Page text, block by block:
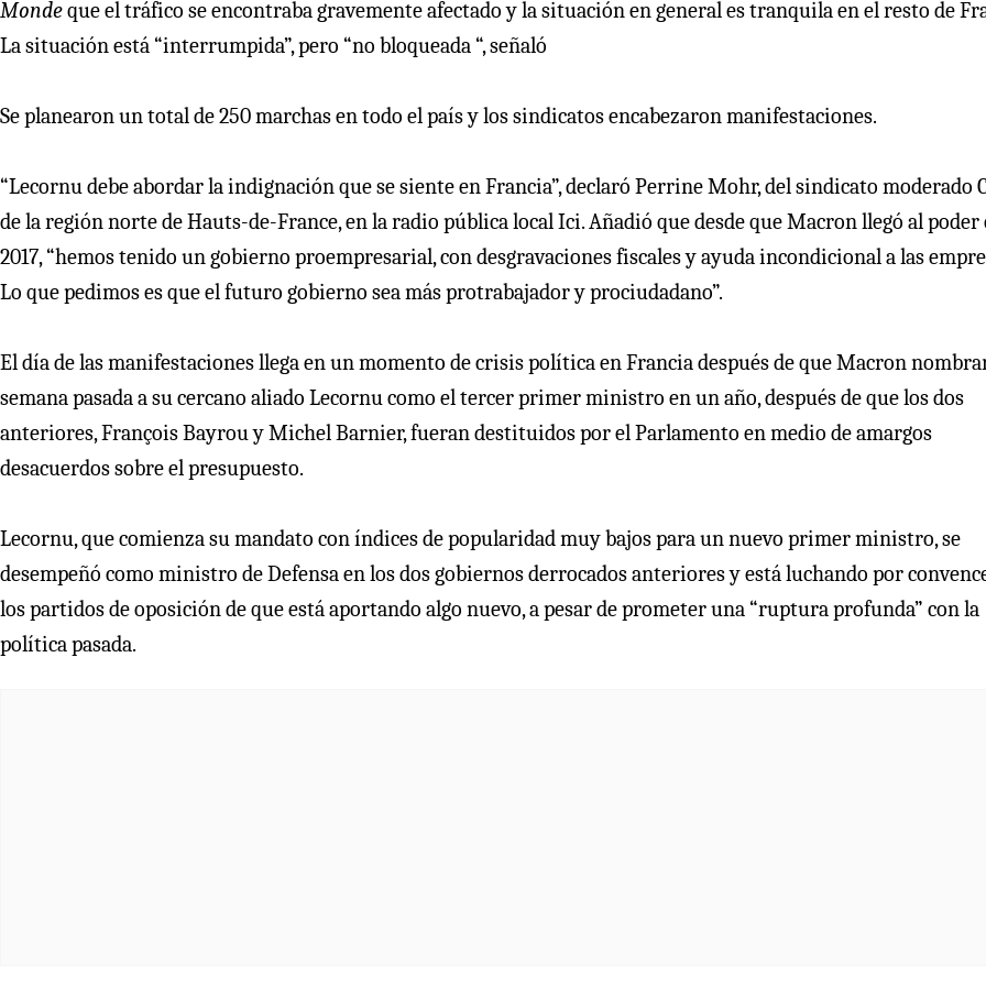
Mondeque el tráfico se encontraba gravemente afectado y la situación en general es tranquila en el resto de
La situación está “interrumpida”, pero “no bloqueada “, señaló
Se planearon un total de 250 marchas en todo el país y los sindicatos encabezaron manifestaciones.
“Lecornu debe abordar la indignación que se siente en Francia”, declaró Perrine Mohr, del sindicato moderado
de la región norte de Hauts-de-France, en la radio pública local Ici. Añadió que desde que Macron llegó al poder
2017, “hemos tenido un gobierno proempresarial, con desgravaciones fiscales y ayuda incondicional a las
Lo que pedimos es que el futuro gobierno sea más protrabajador y prociudadano”.
El día de las manifestaciones llega en un momento de crisis política en Francia después de que Macron
semana pasada a su cercano aliado Lecornu como el tercer primer ministro en un año, después de que los dos
anteriores, François Bayrou y Michel Barnier, fueran destituidos por el Parlamento en medio de amargos
desacuerdos sobre el presupuesto.
Lecornu, que comienza su mandato con índices de popularidad muy bajos para un nuevo primer ministro, se
desempeñó como ministro de Defensa en los dos gobiernos derrocados anteriores y está luchando por
los partidos de oposición de que está aportando algo nuevo, a pesar de prometer una “ruptura profunda” con la
política pasada.